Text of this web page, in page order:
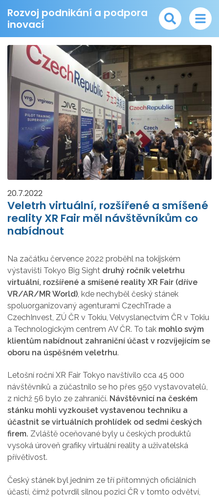
Rozvoj podnikání a podpora
inovací
20.7.2022
Veletrh virtuální, rozšířené a smíšené
reality XR Fair měl návštěvníkům co
nabídnout
Na začátku července 2022 proběhl na tokijském
výstavišti Tokyo Big Sight druhý ročník veletrhu
virtuální, rozšířené a smíšené reality XR Fair (dříve
VR/AR/MR World), kde nechyběl český stánek
spoluorganizovaný agenturami CzechTrade a
CzechInvest, ZÚ ČR v Tokiu, Velvyslanectvím ČR v Tokiu
a Technologickým centrem AV ČR. To tak mohlo svým
klientům nabídnout zahraniční účast v rozvíjejícím se
oboru na úspěšném veletrhu.
Letošní roční XR Fair Tokyo navštívilo cca 45 000
návštěvníků a zúčastnilo se ho přes 950 vystavovatelů,
z nichž 56 bylo ze zahraničí. Návštěvnicí na českém
stánku mohli vyzkoušet vystavenou techniku a
účastnit se virtuálních prohlídek od sedmi českých
firem. Zvláště oceňované byly u českých produktů
vysoká úroveň grafiky virtuální reality a uživatelská
přívětivost.
Český stánek byl jedním ze tří přítomných oficiálních
účastí, čímž potvrdil silnou pozici ČR v tomto odvětví,